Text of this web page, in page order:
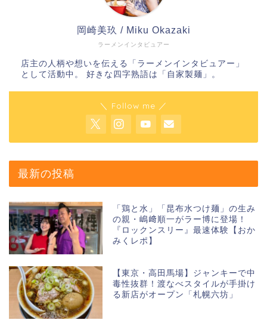
ラーメンインタビュアー
岡崎美玖 / Miku Okazaki
店主の人柄や想いを伝える「ラーメンインタビュアー」
として活動中。 好きな四字熟語は「自家製麺」。
＼ Follow me ／
最新の投稿
「鶏と水」「昆布水つけ麺」の生み
の親・嶋﨑順一がラー博に登場！
『ロックンスリー』最速体験【おか
みくレポ】
【東京・高田馬場】ジャンキーで中
毒性抜群！渡なべスタイルが手掛け
る新店がオープン「札幌六坊」